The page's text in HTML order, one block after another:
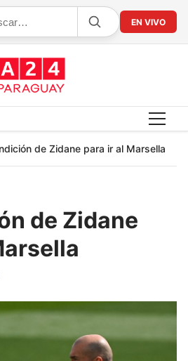
EN VIVO
de Zidane para ir al Marsella
de Zidane